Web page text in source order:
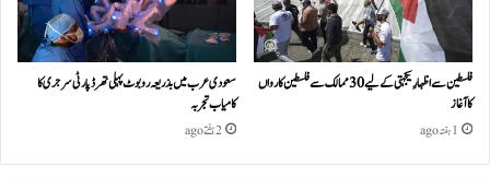
فلسطین سے اظہارِ یکجہتی کے لیے 30 ممالک سے فلسطین کارواں
کا آغاز
1 ہفتہ ago
سعودی عرب میں بذریعہ روبوٹ پہلی تھرڈ پارٹی سرجری کا
کامیاب تجربہ
2 ہفتے ago